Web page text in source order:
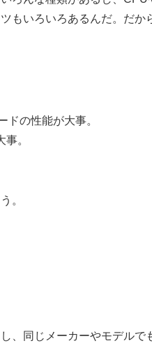
もいろいろあるんだ。だか
の性能が大事。
。
。
、同じメーカーやモデルで